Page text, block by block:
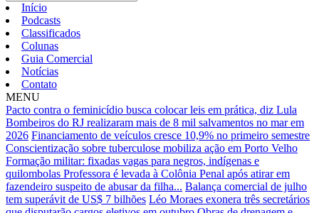
Início
Podcasts
Classificados
Colunas
Guia Comercial
Notícias
Contato
MENU
Pacto contra o feminicídio busca colocar leis em prática, diz Lula
Bombeiros do RJ realizaram mais de 8 mil salvamentos no mar em
2026 Financiamento de veículos cresce 10,9% no primeiro semestre
Conscientização sobre tuberculose mobiliza ação em Porto Velho
Formação militar: fixadas vagas para negros, indígenas e
quilombolas Professora é levada à Colônia Penal após atirar em
fazendeiro suspeito de abusar da filha... Balança comercial de julho
tem superávit de US$ 7 bilhões Léo Moraes exonera três secretários